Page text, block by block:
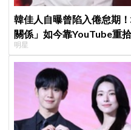
韓佳人自曝曾陷入倦怠期
關係」如今靠YouTube重
明星